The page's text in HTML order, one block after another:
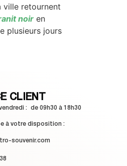
ville retournent
noir en
plusieurs jours
CLIENT
: de 09h30 à 18h30
à votre disposition :
souvenir.com